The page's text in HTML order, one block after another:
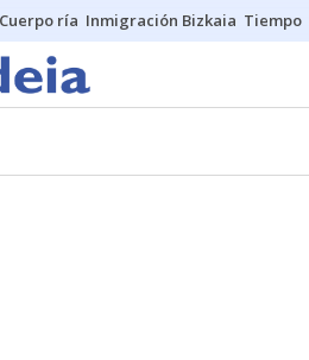
Cuerpo ría Inmigración Bizkaia Tiempo